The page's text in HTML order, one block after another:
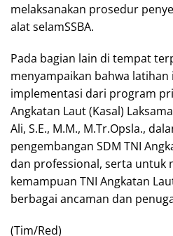
melaksanakan prosedur
alat selamSSBA.
Pada bagian lain di tempat
menyampaikan bahwa latihan
implementasi dari program
Angkatan Laut (Kasal)
Ali, S.E., M.M., M.Tr.Opsla.,
pengembangan SDM TNI
dan professional, serta untuk
kemampuan TNI Angkatan
berbagai ancaman dan
(Tim/Red)